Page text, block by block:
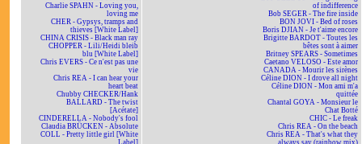
Charlie SPAHN - Loving you,
loving me
CHER - Gypsys, tramps and
thieves [White Label]
CHINA CRISIS - Black man ray
CHOPPER - Lili/Heidi bleib
blu [White Label]
Chris EVERS - Ce n'est pas une
vie
Chris REA - I can hear your
heart beat
Chubby CHECKER/Hank
BALLARD - The twist
[Acétate]
CINDERELLA - Nobody's fool
Claudia BRÜCKEN - Absolute
COLL - Pretty little girl [White
Label]
of indifference
Bob SEGER - The fire inside
BON JOVI - Bed of roses
Boris DJIAN - Je t'aime encore
Brigitte BARDOT - Toutes les
bêtes sont à aimer
Britney SPEARS - Sometimes
Caetano VELOSO - Este amor
CANADA - Mourir les sirènes
Céline DION - I drove all night
Céline DION - Mon ami m'a
quittée
Chantal GOYA - Monsieur le
Chat Botté
CHIC - Le freak
Chris REA - On the beach
Chris REA - That's what they
always say (rainbow mix)